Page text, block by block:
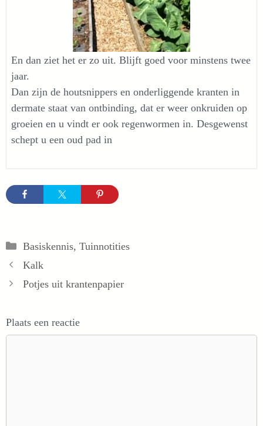
En dan ziet het er zo uit. Blijft goed voor minstens twee
jaar.
Dan zijn de houtsnippers en onderliggende kranten in
dermate staat van ontbinding, dat er weer onkruiden op
groeien en u vindt er ook regenwormen in. Desgewenst
schept u een oud pad in
Categorieën
Basiskennis, Tuinnotities
Kalk
Potjes uit krantenpapier
Plaats een reactie